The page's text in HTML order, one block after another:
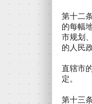
第十二
的每幅
市规划
的人民
直辖市
定。
第十三